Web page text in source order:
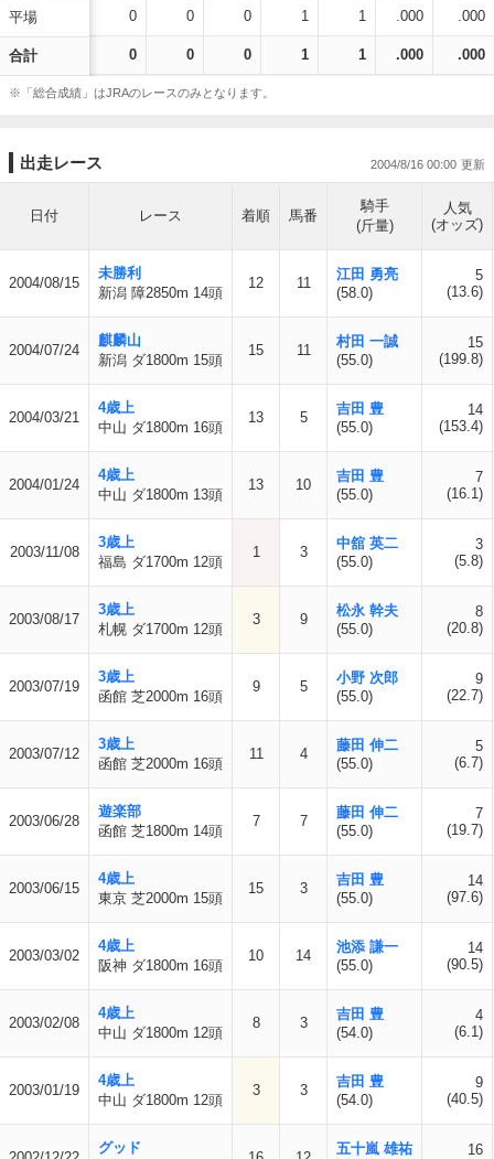
平場
合計
0 0 0 1 1 .000 .000
0 0 0 1 1 .000 .000
※「総合成績」はJRAのレースのみとなります。
出走レース 2004/8/16 00:00
日付 レース 着順 馬番
騎手
(斤量)
人気
(オッズ)
2004/08/15
未勝利
新潟 障2850m 14頭
12 11
江田 勇亮
(58.0)
5
(13.6)
2004/07/24
麒麟山
新潟 ダ1800m 15頭
15 11
村田 一誠
(55.0)
15
(199.8)
2004/03/21
4歳上
中山 ダ1800m 16頭
13 5
吉田 豊
(55.0)
14
(153.4)
2004/01/24
4歳上
中山 ダ1800m 13頭
13 10
吉田 豊
(55.0)
7
(16.1)
2003/11/08
3歳上
福島 ダ1700m 12頭
1 3
中舘 英二
(55.0)
3
(5.8)
2003/08/17
3歳上
札幌 ダ1700m 12頭
3 9
松永 幹夫
(55.0)
8
(20.8)
2003/07/19
3歳上
函館 芝2000m 16頭
9 5
小野 次郎
(55.0)
9
(22.7)
2003/07/12
3歳上
函館 芝2000m 16頭
11 4
藤田 伸二
(55.0)
5
(6.7)
2003/06/28
遊楽部
函館 芝1800m 14頭
7 7
藤田 伸二
(55.0)
7
(19.7)
2003/06/15
4歳上
東京 芝2000m 15頭
15 3
吉田 豊
(55.0)
14
(97.6)
2003/03/02
4歳上
阪神 ダ1800m 16頭
10 14
池添 謙一
(55.0)
14
(90.5)
2003/02/08
4歳上
中山 ダ1800m 12頭
8 3
吉田 豊
(54.0)
4
(6.1)
2003/01/19
4歳上
中山 ダ1800m 12頭
3 3
吉田 豊
(54.0)
9
(40.5)
グッド 五十嵐 雄祐
16